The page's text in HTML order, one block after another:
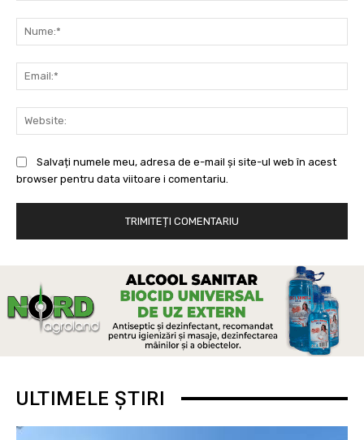
Salvați numele meu, adresa de e-mail și site-ul web în acest
browser pentru data viitoare i comentariu.
ULTIMELE ȘTIRI